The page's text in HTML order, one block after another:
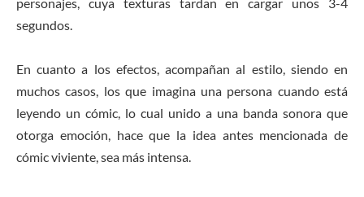
segundos.
En cuanto a los efectos, acompañan al estilo, siendo en
muchos casos, los que imagina una persona cuando está
leyendo un cómic, lo cual unido a una banda sonora que
otorga emoción, hace que la idea antes mencionada de
cómic viviente, sea más intensa.